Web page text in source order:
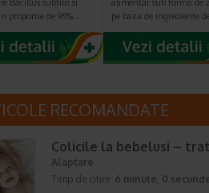
Bacillus subtilis si
proportie de 96%…
alimentar sub forma de
pe baza de ingrediente
RECOMANDATE
Colicile la bebelusi –
Alaptare
Timp de citire: 6 minute, 0